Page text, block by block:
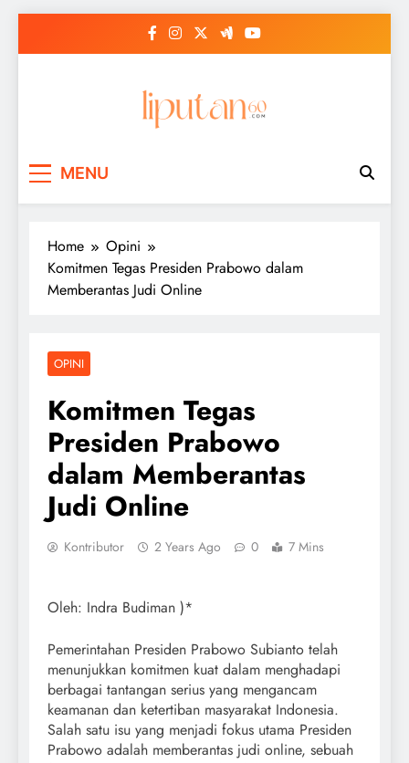
MENU
Home
Opini
Komitmen Tegas Presiden Prabowo dalam
Memberantas Judi Online
OPINI
Komitmen Tegas
Presiden Prabowo
dalam Memberantas
Judi Online
Kontributor 2 Years Ago 0 7 Mins
Oleh: Indra Budiman )*
Pemerintahan Presiden Prabowo Subianto telah
menunjukkan komitmen kuat dalam menghadapi
berbagai tantangan serius yang mengancam
keamanan dan ketertiban masyarakat Indonesia.
Salah satu isu yang menjadi fokus utama Presiden
Prabowo adalah memberantas judi online, sebuah